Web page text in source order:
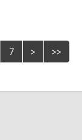
7 > >>